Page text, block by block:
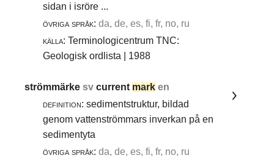
sidan i isröre ...
övriga språk: da, de, es, fi, fr, no, ru
källa: Terminologicentrum TNC:
Geologisk ordlista | 1988
strömmärkesvcurrent mark en
definition: sedimentstruktur, bildad
genom vattenströmmars inverkan på en
sedimentyta
övriga språk: da, de, es, fi, fr, no, ru